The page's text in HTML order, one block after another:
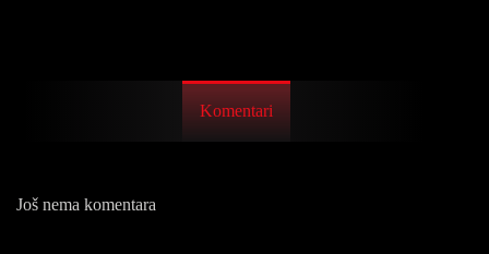
Komentari
Još nema komentara